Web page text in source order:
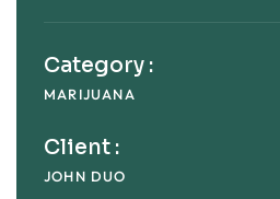
Category :
MARIJUANA
Client :
JOHN DUO